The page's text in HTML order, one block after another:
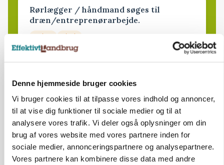
Denne hjemmeside bruger cookies
Vi bruger cookies til at tilpasse vores indhold og annoncer,
til at vise dig funktioner til sociale medier og til at
analysere vores trafik. Vi deler også oplysninger om din
brug af vores website med vores partnere inden for
sociale medier, annonceringspartnere og analysepartnere.
Vores partnere kan kombinere disse data med andre
Rørlægger / håndmand søges til
dræn/entreprenørarbejde.
Anlæg Kloak
4690, Haslev NY 06. aug.
Lastbilchauffør søges til Henrik Haves
Maskinstation
Godstransport
4700, Næstved 03. aug.